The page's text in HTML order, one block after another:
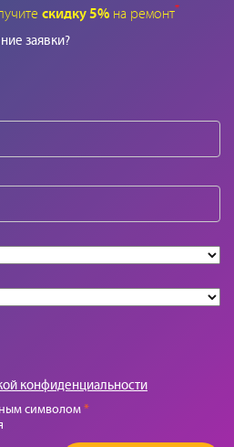
скидку 5% на ремонт*
заявки?
конфиденциальности
символом*